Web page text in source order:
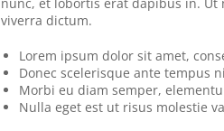
viverra dictum.
Lorem ipsum dolor sit amet,
Donec scelerisque ante tempus
Morbi eu diam semper,
Nulla eget est ut risus molestie